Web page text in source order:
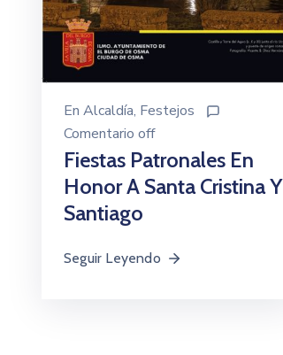
En Alcaldía‚ Festejos
Comentario off
Fiestas Patronales En
Honor A Santa Cristina Y
Santiago
Seguir Leyendo